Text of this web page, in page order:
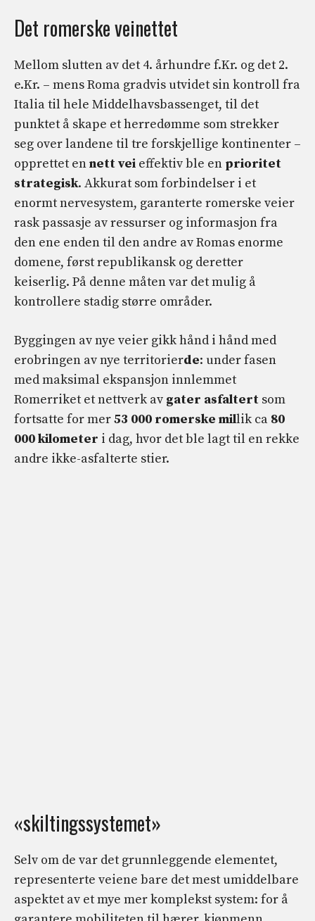
Det romerske veinettet
Mellom slutten av det 4. århundre f.Kr. og det 2.
e.Kr. – mens Roma gradvis utvidet sin kontroll fra
Italia til hele Middelhavsbassenget, til det
punktet å skape et herredømme som strekker
seg over landene til tre forskjellige kontinenter –
opprettet ennettvei effektiv ble en prioritet
strategisk. Akkurat som forbindelser i et
enormt nervesystem, garanterte romerske veier
rask passasje av ressurser og informasjon fra
den ene enden til den andre av Romas enorme
domene, først republikansk og deretter
keiserlig. På denne måten var det mulig å
kontrollere stadig større områder.
Byggingen av nye veier gikk hånd i hånd med
erobringen av nye territorierde: under fasen
med maksimal ekspansjon innlemmet
Romerriket et nettverk av gater asfaltert som
fortsatte for mer53 000 romerske millik ca 80
000 kilometer i dag, hvor det ble lagt til en rekke
andre ikke-asfalterte stier.
«skiltingssystemet»
Selv om de var det grunnleggende elementet,
representerte veiene bare det mest umiddelbare
aspektet av et mye mer komplekst system: for å